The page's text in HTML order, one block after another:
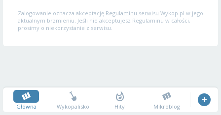
Zalogowanie oznacza akceptację Regulaminu serwisu Wykop.pl w jego
aktualnym brzmieniu. Jeśli nie akceptujesz Regulaminu w całości,
prosimy o niekorzystanie z serwisu.
Główna Wykopalisko Hity Mikroblog